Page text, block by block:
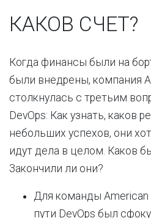
КАКОВ СЧЕТ?
Когда финансы были на
были внедрены, компания
столкнулась с третьим
DevOps: Как узнать, каков
небольших успехов, они
идут дела в целом. Каков
Закончили ли они?
Для команды American
пути DevOps был